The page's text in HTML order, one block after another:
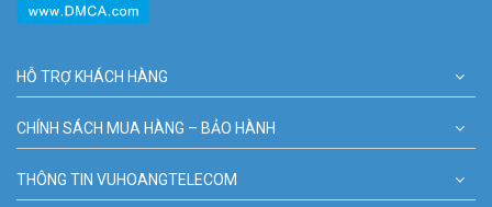
HỖ TRỢ KHÁCH HÀNG
CHÍNH SÁCH MUA HÀNG – BẢO HÀNH
THÔNG TIN VUHOANGTELECOM